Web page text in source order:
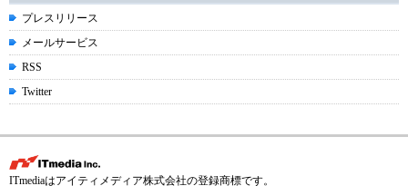
プレスリリース
メールサービス
RSS
Twitter
ITmediaはアイティメディア株式会社の登録商標です。